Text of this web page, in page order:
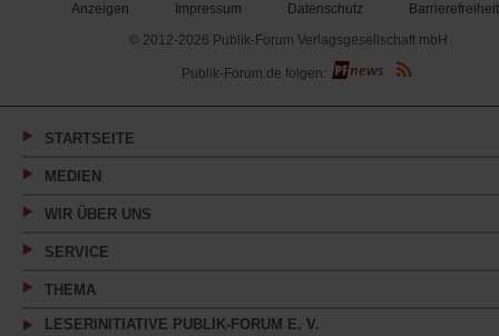
Anzeigen Impressum Datenschutz
Barrierefreiheit
© 2012-2026 Publik-Forum Verlagsgesellschaft mbH
(Öffnet
in
neuen
Publik-Forum.de folgen:
STARTSEITE
MEDIEN
WIR ÜBER UNS
SERVICE
THEMA
LESERINITIATIVE PUBLIK-FORUM E. V.